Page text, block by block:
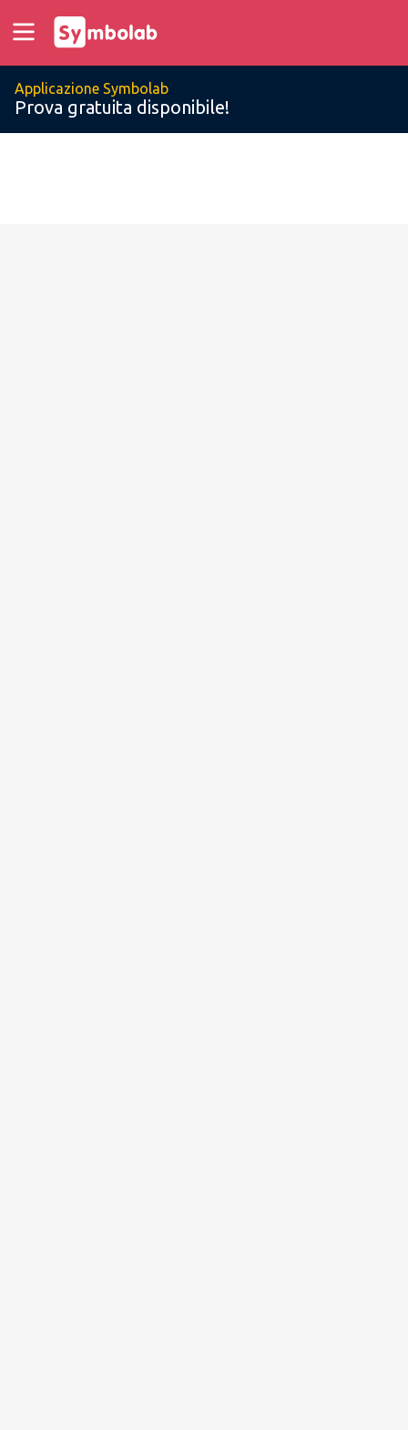
Applicazione Symbolab
Prova gratuita disponibile!